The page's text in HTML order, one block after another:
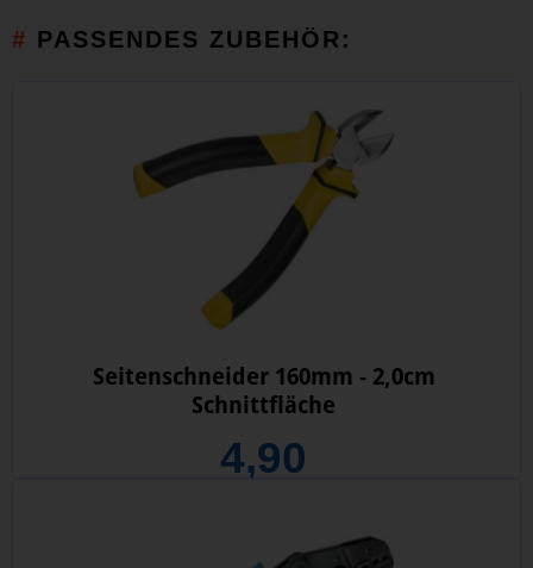
PASSENDES ZUBEHÖR:
Seitenschneider 160mm - 2,0cm
Schnittfläche
4,90